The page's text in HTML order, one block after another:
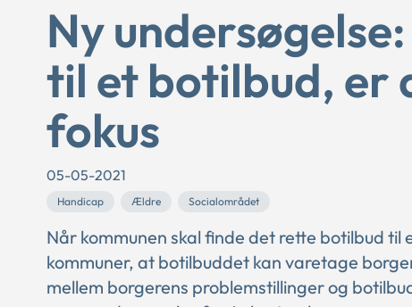
Ny
til et botilbud, er
fokus
05-05-2021
Handicap Ældre Socialområdet
Når kommunen skal finde det rette botilbud
kommuner, at botilbuddet kan varetage
mellem borgerens problemstillinger og